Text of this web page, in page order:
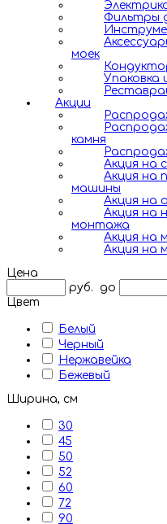
Фильтры
моек
Упаковка
Акции
камня
Акция на
Акция на
машины
Акция на
Акция на
монтажа
Акция на
Акция на
Цена
руб.
до
Цвет
Белый
Черный
Нержавейка
Бежевый
Ширина, см
30
45
50
52
60
72
90